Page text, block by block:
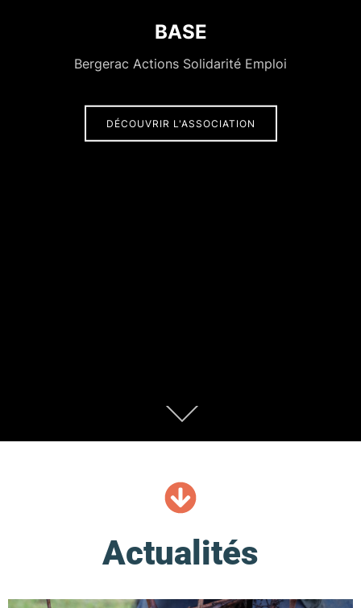
BASE
Bergerac Actions Solidarité Emploi
DÉCOUVRIR L'ASSOCIATION
Actualités